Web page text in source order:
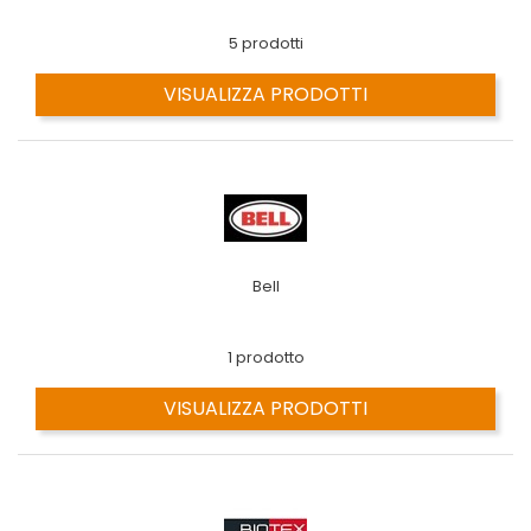
5 prodotti
VISUALIZZA PRODOTTI
Bell
1 prodotto
VISUALIZZA PRODOTTI